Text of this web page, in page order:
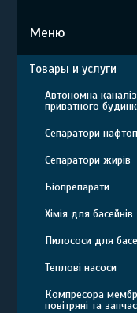
Товары и услуги
Автономна
приватного
Сепаратори
Сепаратори жирів
Біопрепарати
Хімія для басейнів
Пилососи для
Теплові насоси
Компресора
повітряні та